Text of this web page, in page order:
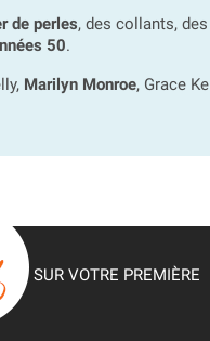
de perles, des collants,
50.
Marilyn Monroe, Grace
SUR VOTRE PREMIÈRE